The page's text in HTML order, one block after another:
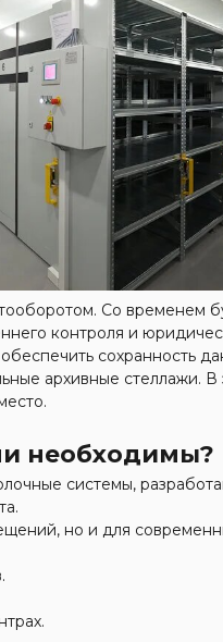
Со временем
контроля и
сохранность
архивные стеллажи. В
необходимы?
системы,
но и для